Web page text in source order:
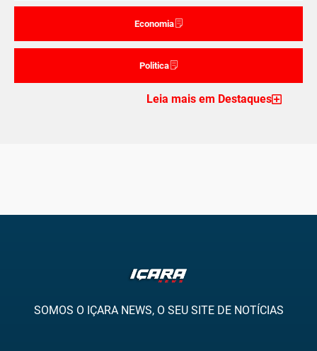
Economia
Politica
Leia mais em Destaques
SOMOS O IÇARA NEWS, O SEU SITE DE NOTÍCIAS